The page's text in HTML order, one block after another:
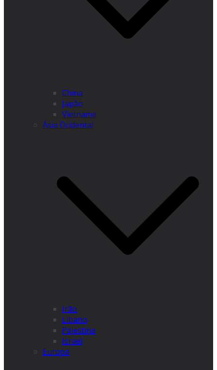
China
Japão
Vietname
Ásia Ocidental
Irão
Líbano
Palestina
Israel
Europa